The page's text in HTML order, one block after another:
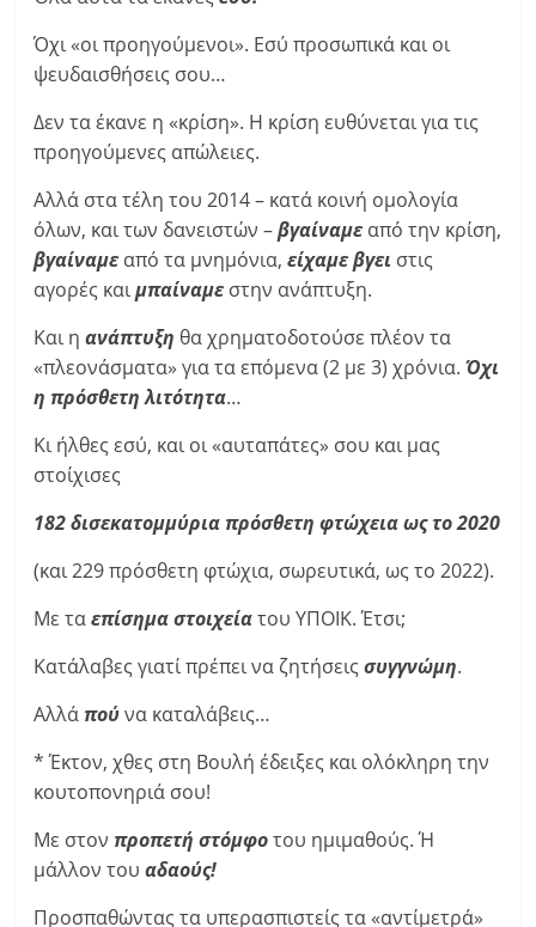
Όχι «οι προηγούμενοι». Εσύ προσωπικά και οι
ψευδαισθήσεις σου…
Δεν τα έκανε η «κρίση». Η κρίση ευθύνεται για τις
προηγούμενες απώλειες.
Αλλά στα τέλη του 2014 – κατά κοινή ομολογία
όλων, και των δανειστών –βγαίναμεαπό την κρίση,
βγαίναμεαπό τα μνημόνια,είχαμε βγει στις
αγορές καιμπαίναμεστην ανάπτυξη.
Και ηανάπτυξη θα χρηματοδοτούσε πλέον τα
«πλεονάσματα» για τα επόμενα (2 με 3) χρόνια.Όχι
η πρόσθετη λιτότητα…
Κι ήλθες εσύ, και οι «αυταπάτες» σου και μας
στοίχισες
182 δισεκατομμύρια πρόσθετη φτώχεια ως το 2020
(και 229 πρόσθετη φτώχια, σωρευτικά, ως το 2022).
Με ταεπίσημα στοιχείατου ΥΠΟΙΚ. Έτσι;
Κατάλαβες γιατί πρέπει να ζητήσειςσυγγνώμη.
Αλλάπούνα καταλάβεις…
* Έκτον, χθες στη Βουλή έδειξες και ολόκληρη την
κουτοπονηριά σου!
Με στονπροπετή στόμφοτου ημιμαθούς. Ή
μάλλον τουαδαούς!
Προσπαθώντας τα υπερασπιστείς τα «αντίμετρά»